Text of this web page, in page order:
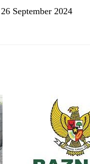
September 2024